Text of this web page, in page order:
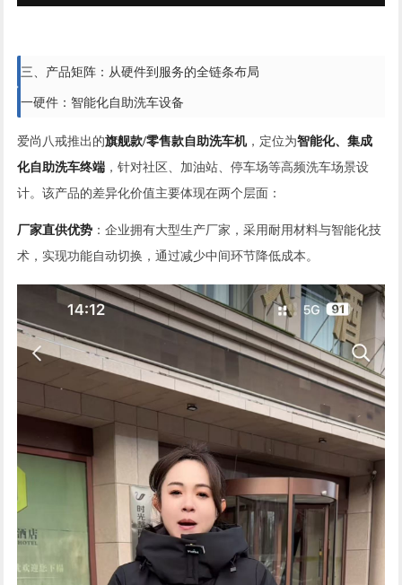
三、产品矩阵：从硬件到服务的全链条布局
一硬件：智能化自助洗车设备
爱尚八戒推出的旗舰款/零售款自助洗车机，定位为智能化、集成
化自助洗车终端 ，针对社区、加油站、停车场等高频洗车场景设
计。该产品的差异化价值主要体现在两个层面：
厂家直供优势 ：企业拥有大型生产厂家，采用耐用材料与智能化技
术，实现功能自动切换，通过减少中间环节降低成本。